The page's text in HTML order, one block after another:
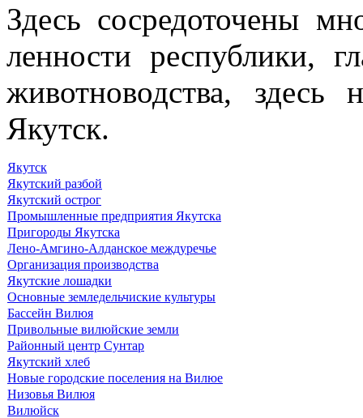
Здесь сосредо­точены
ленности республики,
животноводства,
Якутск.
Якутск
Якутский разбой
Якутский острог
Промышленные предприятия Якутска
Пригороды Якутска
Лено-Амгино-Алданское междуречье
Организация производства
Якутские лошадки
Основные земледельчиские культуры
Бассейн Вилюя
Привольные вилюйские земли
Районный центр Сунтар
Якутский хлеб
Новые городские поселения на Вилюе
Низовья Вилюя
Вилюйск